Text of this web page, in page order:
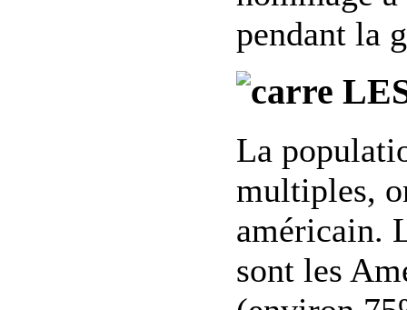
pendant la
La
multiples,
américain.
sont les